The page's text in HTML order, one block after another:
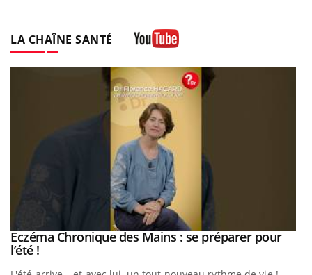
LA CHAÎNE SANTÉ
Youtube
Eczéma Chronique des Mains : se préparer pour
l’été !Youtube